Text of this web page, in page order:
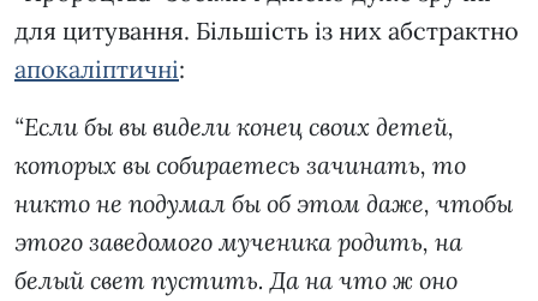
для цитування. Більшість із них абстрактно
апокаліптичні:
“Если бы вы видели конец своих детей,
которых вы собираетесь зачинать, то
никто не подумал бы об этом даже, чтобы
этого заведомого мученика родить, на
белый свет пустить. Да на что ж оно